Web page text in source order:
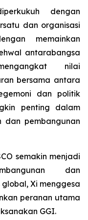
dengan
dan organisasi
memainkan
antarabangsa
nilai
bersama antara
dan politik
penting dalam
dan pembangunan
semakin menjadi
dan
Xi menggesa
peranan utama
GGI.